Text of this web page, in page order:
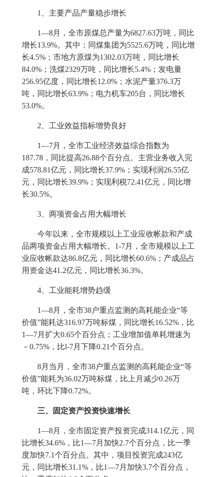
1 、主要产品产量稳步增长
1—8月，全市原煤总产量为6827.63万吨，同比
增长13.9%。其中：同煤集团为5525.6万吨，同比增
长4.5% ；市地方原煤为1302.03万吨，同比增长
84.0% ；洗煤2329万吨，同比增长5.4% ；发电量
256.95亿度，同比增长12.0% ；水泥产量376.3万
吨，同比增长63.9% ；电力机车205台，同比增长
53.0%。
2 、工业效益指标增势良好
1—7月，全市工业经济效益综合指数为
187.78 ，同比提高26.88个百分点。主营业务收入完
成578.81亿元，同比增长37.9% ；实现利润26.55亿
元，同比增长39.9% ；实现利税72.41亿元，同比增
长30.5%。
3 、两项资金占用大幅增长
今年以来，全市规模以上工业应收帐款和产成
品两项资金占用大幅增长。 1-7月，全市规模以上工
业应收帐款达86.8亿元，同比增长60.6% ；产成品占
用资金达41.2亿元，同比增长36.3%。
4 、工业能耗增势趋缓
1—8月，全市38户重点监测的高耗能企业“等
价值”能耗达316.97万吨标煤，同比增长16.52% ，比
1—7月扩大0.65个百分点；工业增加值单耗增速为
－ 0.75% ，比l-7月下降0.21个百分点。
8月当月，全市38户重点监测的高耗能企业“等
价值”能耗为36.02万吨标煤，比上月减少0.26万
吨，环比下降0.72%。
三、固定资产投资快速增长
1—8月，全市固定资产投资完成314.1亿元，同
比增长34.6% ，比1—7月加快2.7个百分点，比一季
度加快7.1个百分点。其中，项目投资完成243亿
元，同比增长31.1% ，比1—7月加快3.7个百分点，